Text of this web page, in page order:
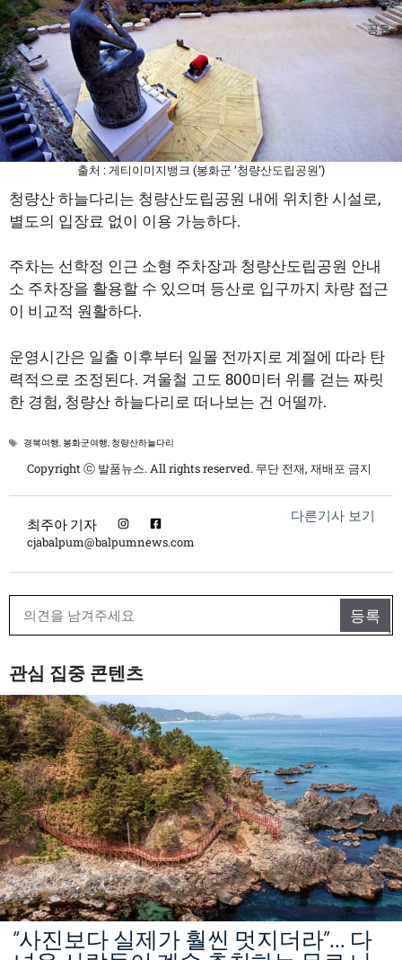
출처 : 게티이미지뱅크 (봉화군 ‘청량산도립공원’)
청량산 하늘다리는 청량산도립공원 내에 위치한 시설로,
별도의 입장료 없이 이용 가능하다.
주차는 선학정 인근 소형 주차장과 청량산도립공원 안내
소 주차장을 활용할 수 있으며 등산로 입구까지 차량 접근
이 비교적 원활하다.
운영시간은 일출 이후부터 일몰 전까지로 계절에 따라 탄
력적으로 조정된다. 겨울철 고도 800미터 위를 걷는 짜릿
한 경험, 청량산 하늘다리로 떠나보는 건 어떨까.
공유
태
경북여행,봉화군여행, 청량산하늘다리
Copyright ⓒ 발품뉴스. All rights reserved. 무단 전재, 재배포 금지
최주아 기자
cjabalpum@balpumnews.com
다른기사 보기
관심 집중 콘텐츠
“사진보다 실제가 훨씬 멋지더라”… 다